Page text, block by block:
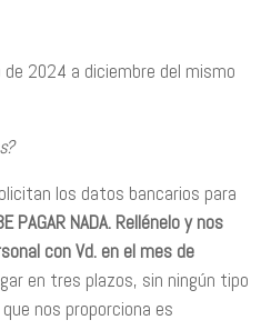
2024 a diciembre del mismo
los datos bancarios para
PAGAR NADA. Rellénelo y nos
con Vd. en el mes de
en tres plazos, sin ningún tipo
nos proporciona es